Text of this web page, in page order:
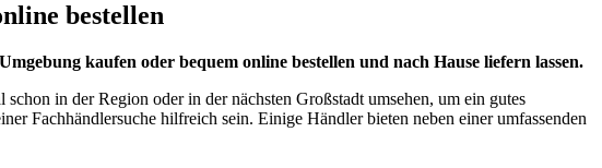
bestellen
kaufen oder bequem online bestellen und nach Hause liefern lassen.
in der Region oder in der nächsten Großstadt umsehen, um ein gutes
Fachhändlersuche hilfreich sein. Einige Händler bieten neben einer umfassenden